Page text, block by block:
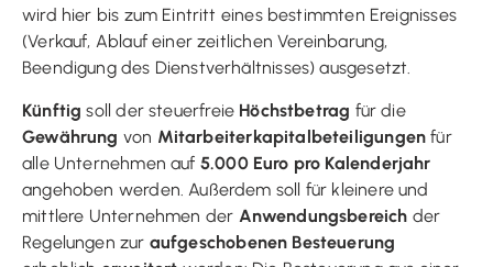
wird hier bis zum Eintritt eines bestimmten Ereignisses
(Verkauf, Ablauf einer zeitlichen Vereinbarung,
Beendigung des Dienstverhältnisses) ausgesetzt.
Künftig soll der steuerfreie Höchstbetrag für die
Gewährung von Mitarbeiterkapitalbeteiligungen für
alle Unternehmen auf 5.000 Euro pro Kalenderjahr
angehoben werden. Außerdem soll für kleinere und
mittlere Unternehmen der Anwendungsbereich der
Regelungen zur aufgeschobenen Besteuerung